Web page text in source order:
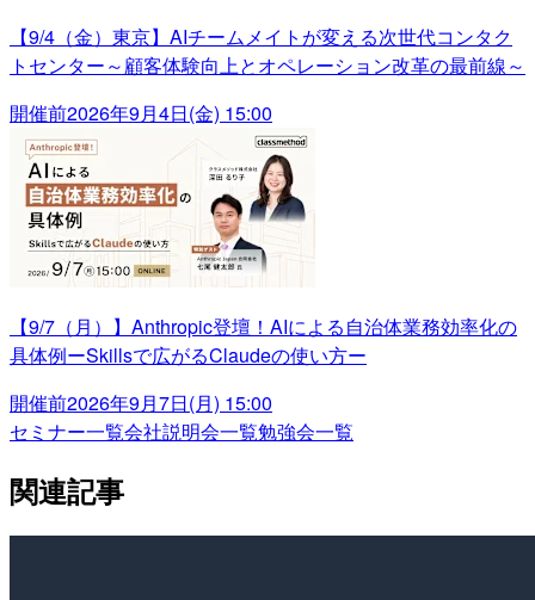
【9/4（金）東京】AIチームメイトが変える次世代コンタク
トセンター～顧客体験向上とオペレーション改革の最前線～
開催前2026年9月4日(金) 15:00
【9/7（月）】Anthropic登壇！AIによる自治体業務効率化の
具体例ーSkillsで広がるClaudeの使い方ー
開催前2026年9月7日(月) 15:00
セミナー一覧会社説明会一覧勉強会一覧
関連記事